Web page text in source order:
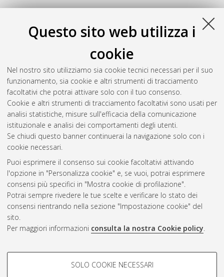
Questo sito web utilizza i
cookie
Nel nostro sito utilizziamo sia cookie tecnici necessari per il suo
funzionamento, sia cookie e altri strumenti di tracciamento
facoltativi che potrai attivare solo con il tuo consenso.
Cookie e altri strumenti di tracciamento facoltativi sono usati per
analisi statistiche, misure sull'efficacia della comunicazione
istituzionale e analisi dei comportamenti degli utenti.
Se chiudi questo banner continuerai la navigazione solo con i
cookie necessari.
Puoi esprimere il consenso sui cookie facoltativi attivando
l'opzione in "Personalizza cookie" e, se vuoi, potrai esprimere
consensi più specifici in "Mostra cookie di profilazione".
Potrai sempre rivedere le tue scelte e verificare lo stato dei
consensi rientrando nella sezione "Impostazione cookie" del
sito.
Per maggiori informazioni consulta la nostra Cookie policy.
COOKIE DI PROFILAZIONE -
SOLO COOKIE NECESSARI
Essays in the Economics of the Family and
, [Dissertation thesis], Alma Mater
Studiorum Università di Bologna. Dottorato di ricerca in
Economia, 29 Ciclo. DOI 10.6092/unibo/amsdottorato/7869.
Questa lista e' stata generata il Thu Aug 6 20:38:23 2026
Atom
Rss 1.0
Rss 2.0
ISSN: 2038-7946
Impostazioni Cookie
Informativa sulla privacy